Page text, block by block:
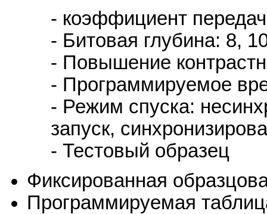
- коэффициент
- Битовая глубина: 8,
- Повышение
- Программируемое
- Режим спуска:
запуск,
- Тестовый образец
Фиксированная
Программируемая